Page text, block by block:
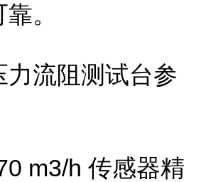
。
力流阻测试台参
m3/h 传感器精